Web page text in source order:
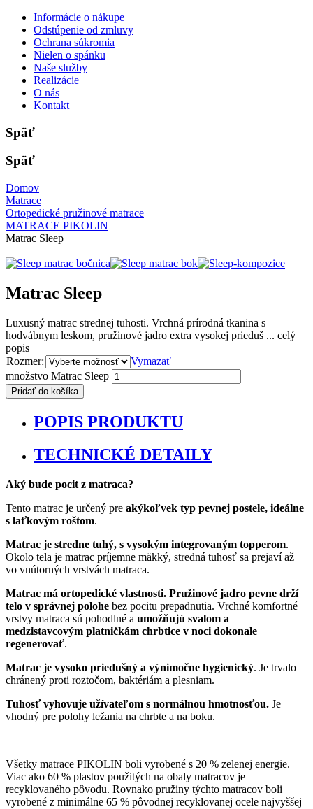
Informácie o nákupe
Odstúpenie od zmluvy
Ochrana súkromia
Nielen o spánku
Naše služby
Realizácie
O nás
Kontakt
Späť
Späť
Domov
Matrace
Ortopedické pružinové matrace
MATRACE PIKOLIN
Matrac Sleep
Matrac Sleep
Luxusný matrac strednej tuhosti. Vrchná prírodná tkanina s
hodvábnym leskom, pružinové jadro extra vysokej prieduš ... celý
popis
Rozmer:
Vymazať
množstvo Matrac Sleep
Pridať do košíka
POPIS PRODUKTU
TECHNICKÉ DETAILY
Aký bude pocit z matraca?
Tento matrac je určený pre akýkoľvek typ pevnej postele, ideálne
s laťkovým roštom.
Matrac je stredne tuhý, s vysokým integrovaným topperom.
Okolo tela je matrac príjemne mäkký, stredná tuhosť sa prejaví až
vo vnútorných vrstvách matraca.
Matrac má ortopedické vlastnosti. Pružinové jadro pevne drží
telo v správnej polohe bez pocitu prepadnutia. Vrchné komfortné
vrstvy matraca sú pohodlné a umožňujú svalom a
medzistavcovým platničkám chrbtice v noci dokonale
regenerovať.
Matrac je vysoko priedušný a výnimočne hygienický. Je trvalo
chránený proti roztočom, baktériám a plesniam.
Tuhosť vyhovuje užívateľom s normálnou hmotnosťou. Je
vhodný pre polohy ležania na chrbte a na boku.
Všetky matrace PIKOLIN boli vyrobené s 20 % zelenej energie.
Viac ako 60 % plastov použitých na obaly matracov je
recyklovaného pôvodu. Rovnako pružiny týchto matracov boli
vyrobené z minimálne 65 % pôvodnej recyklovanej ocele najvyššej